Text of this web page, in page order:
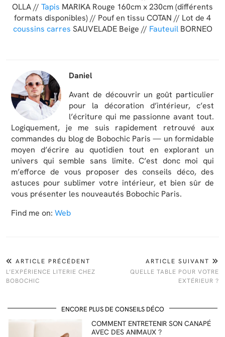
OLLA // Tapis MARIKA Rouge 160cm x 230cm (différents
formats disponibles) // Pouf en tissu COTAN // Lot de 4
coussins carres SAUVELADE Beige // FauteuilBORNEO
Daniel
Avant de découvrir un goût particulier
pour la décoration d’intérieur, c’est
l’écriture qui me passionne avant tout.
Logiquement, je me suis rapidement retrouvé aux
commandes du blog de Bobochic Paris — un formidable
moyen d’écrire au quotidien tout en explorant un
univers qui semble sans limite. C’est donc moi qui
m’efforce de vous proposer des conseils déco, des
astuces pour sublimer votre intérieur, et bien sûr de
vous présenter les nouveautés Bobochic Paris.
Find me on: Web
ARTICLE PRÉCÉDENT
L’EXPÉRIENCE LITERIE CHEZ
BOBOCHIC
ARTICLE SUIVANT
QUELLE TABLE POUR VOTRE
EXTÉRIEUR ?
ENCORE PLUS DE CONSEILS DÉCO
COMMENT ENTRETENIR SON CANAPÉ
AVEC DES ANIMAUX ?